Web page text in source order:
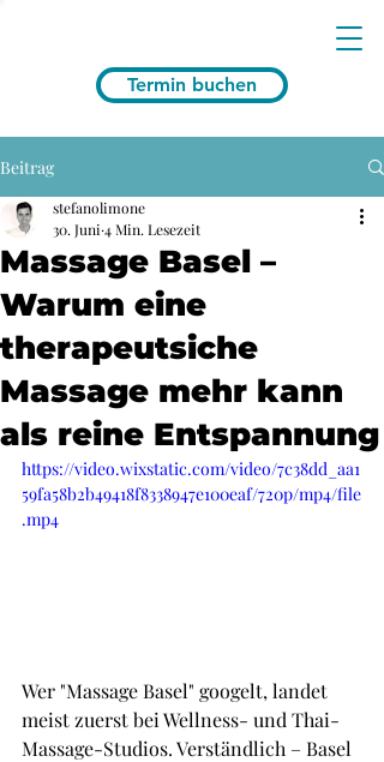
Termin buchen
Beitrag
Massage Basel –
Warum eine
therapeutsiche
Massage mehr kann
als reine Entspannung
stefanolimone
30. Juni 4 Min. Lesezeit
https://video.wixstatic.com/video/7c38dd_aa1
59fa58b2b49418f8338947e100eaf/720p/mp4/file
.mp4
Wer "Massage Basel" googelt, landet
meist zuerst bei Wellness- und Thai-
Massage-Studios. Verständlich – Basel